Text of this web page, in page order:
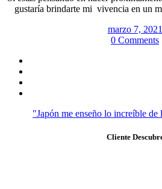
gustaría brindarte mi vivencia en un
marzo 7, 2021
0 Comments
"Japón me enseño lo increíble de
Cliente